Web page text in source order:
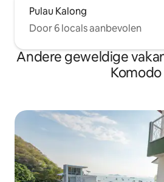
Pulau Kalong
Door 6 locals aanbevolen
Andere geweldige
Komodo